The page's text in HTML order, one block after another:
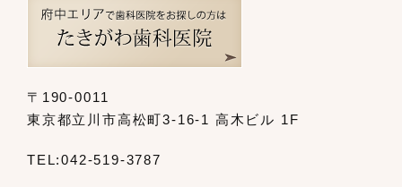
〒190-0011
東京都立川市高松町3-16-1 高木ビル 1F
TEL:042-519-3787